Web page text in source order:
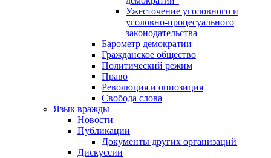
Ужесточение уголовного и
уголовно-процесуального
законодательства
Барометр демократии
Гражданское общество
Политический режим
Право
Революция и оппозиция
Свобода слова
Язык вражды
Новости
Публикации
Документы других организаций
Дискуссии